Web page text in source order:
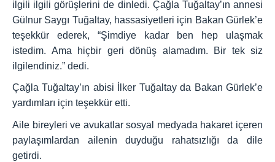
ilgili ilgili görüşlerini de dinledi. Çağla Tuğaltay’ın annesi
Gülnur Saygı Tuğaltay, hassasiyetleri için Bakan Gürlek’e
teşekkür ederek, “Şimdiye kadar ben hep ulaşmak
istedim. Ama hiçbir geri dönüş alamadım. Bir tek siz
ilgilendiniz.” dedi.
Çağla Tuğaltay’ın abisi İlker Tuğaltay da Bakan Gürlek’e
yardımları için teşekkür etti.
Aile bireyleri ve avukatlar sosyal medyada hakaret içeren
paylaşımlardan ailenin duyduğu rahatsızlığı da dile
getirdi.